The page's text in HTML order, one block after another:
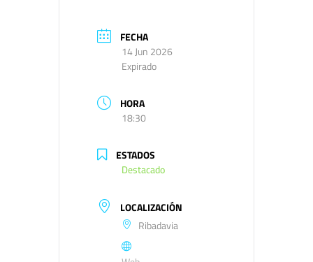
FECHA
14 Jun 2026
Expirado
HORA
18:30
ESTADOS
Destacado
LOCALIZACIÓN
Ribadavia